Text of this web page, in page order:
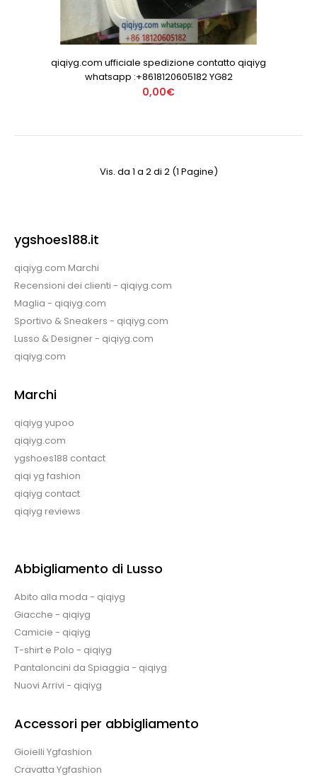
qiqiyg.com ufficiale spedizione contatto qiqiyg
whatsapp :+8618120605182 YG82
0,00€
Vis. da 1 a 2 di 2 (1 Pagine)
ygshoes188.it
qiqiyg.com Marchi
Recensioni dei clienti - qiqiyg.com
Maglia - qiqiyg.com
Sportivo & Sneakers - qiqiyg.com
Lusso & Designer - qiqiyg.com
qiqiyg.com
Marchi
qiqiyg yupoo
qiqiyg.com
ygshoes188 contact
qiqi yg fashion
qiqiyg contact
qiqiyg reviews
Abbigliamento di Lusso
Abito alla moda - qiqiyg
Giacche - qiqiyg
Camicie - qiqiyg
T-shirt e Polo - qiqiyg
Pantaloncini da Spiaggia - qiqiyg
Nuovi Arrivi - qiqiyg
Accessori per abbigliamento
Gioielli Ygfashion
Cravatta Ygfashion